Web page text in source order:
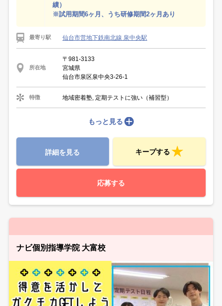
績）
※試用期間6ヶ月、うち研修期間2ヶ月あり
最寄り駅 仙台市営地下鉄南北線 泉中央駅
所在地
〒981-3133
宮城県
仙台市泉区泉中央3-26-1
特徴 地域密着塾, 定期テストに強い（補習型）
もっと見る
詳細を見る キープする
応募する
ナビ個別指導学院 大富校